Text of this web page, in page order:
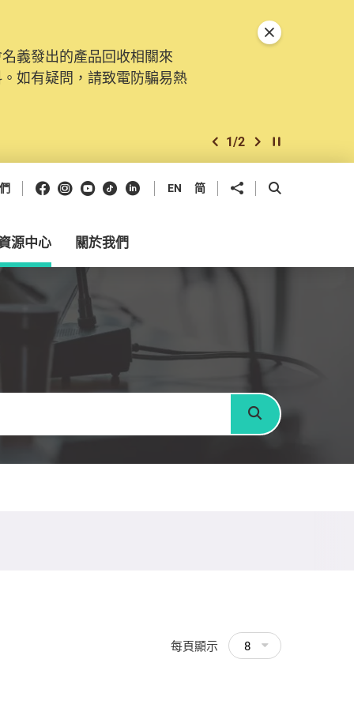
義發出的產品回收相關來
如有疑問，請致電防騙易熱
上一個
1/2 下一個開始/暫停幻燈
關閉特別通告
Facebook
Instagram
Youtube
抖音領英 EN 简 分享到 開啟搜尋框
源中心 關於我們
搜尋
每頁顯示 8